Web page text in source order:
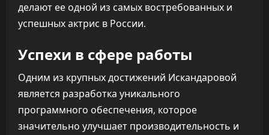
делают ее одной из самых востребованных и
успешных актрис в России.
Успехи в сфере работы
Одним из крупных достижений Искандаровой
является разработка уникального
программного обеспечения, которое
значительно улучшает производительность и